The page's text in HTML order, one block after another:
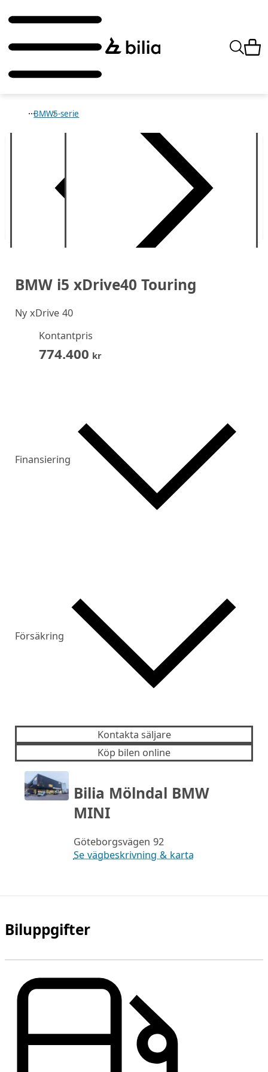
BMW5-serie
BMW i5 xDrive40 Touring
NyxDrive 40
Kontantpris
774.400 kr
Finansiering
Försäkring
Kontakta säljare
Köp bilen online
Bilia Mölndal BMW
MINI
Göteborgsvägen 92
Se vägbeskrivning & karta
Biluppgifter